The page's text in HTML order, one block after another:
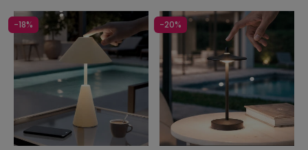
-18% -20%